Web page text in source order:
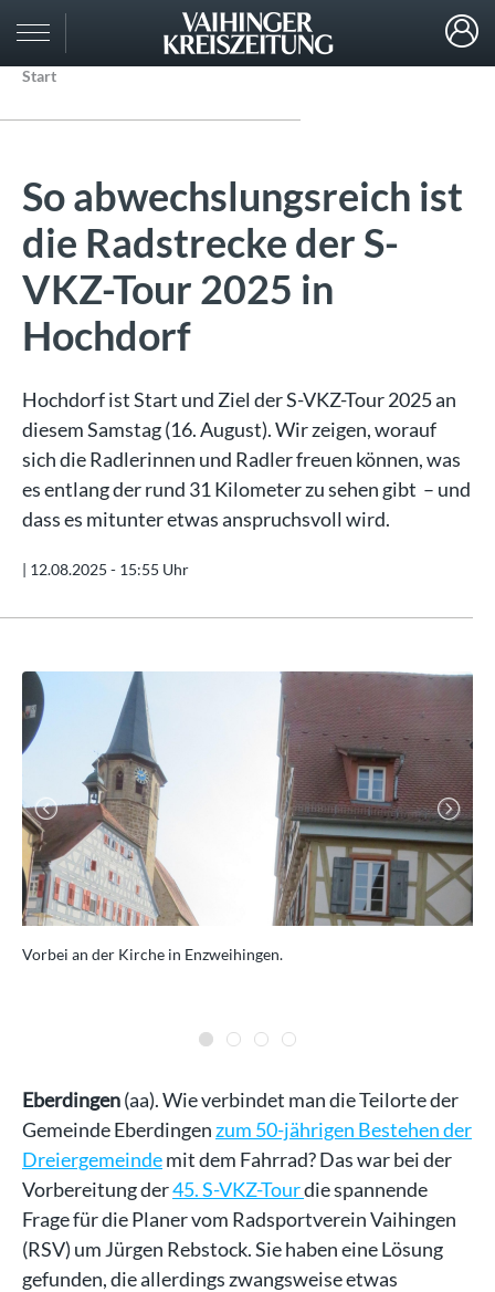
Start
So abwechslungsreich ist
die Radstrecke der S-
VKZ-Tour 2025 in
Hochdorf
Hochdorf ist Start und Ziel der S-VKZ-Tour 2025 an
diesem Samstag (16. August). Wir zeigen, worauf
sich die Radlerinnen und Radler freuen können, was
es entlang der rund 31 Kilometer zu sehen gibt – und
dass es mitunter etwas anspruchsvoll wird.
| 12.08.2025 - 15:55 Uhr
Vorbei an der Kirche in Enzweihingen.
Next
Eberdingen(aa). Wie verbindet man die Teilorte der
Gemeinde Eberdingenzum 50-jährigen Bestehen der
Dreiergemeindemit dem Fahrrad? Das war bei der
Vorbereitung der45. S-VKZ-Tourdie spannende
Frage für die Planer vom Radsportverein Vaihingen
(RSV) um Jürgen Rebstock. Sie haben eine Lösung
gefunden, die allerdings zwangsweise etwas